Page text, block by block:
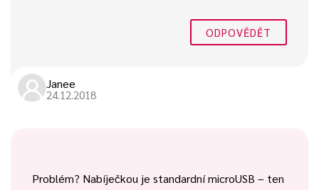
ODPOVĚDĚT
Janee
24.12.2018
Problém? Nabíječkou je standardní microUSB – ten